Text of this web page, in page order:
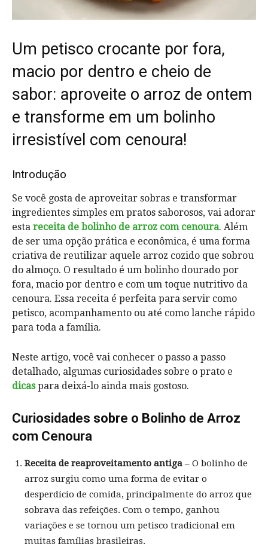
Um petisco crocante por fora,
macio por dentro e cheio de
sabor: aproveite o arroz de ontem
e transforme em um bolinho
irresistível com cenoura!
Introdução
Se você gosta de aproveitar sobras e transformar
ingredientes simples em pratos saborosos, vai adorar
esta receita de bolinho de arroz com cenoura. Além
de ser uma opção prática e econômica, é uma forma
criativa de reutilizar aquele arroz cozido que sobrou
do almoço. O resultado é um bolinho dourado por
fora, macio por dentro e com um toque nutritivo da
cenoura. Essa receita é perfeita para servir como
petisco, acompanhamento ou até como lanche rápido
para toda a família.
Neste artigo, você vai conhecer o passo a passo
detalhado, algumas curiosidades sobre o prato e
dicaspara deixá-lo ainda mais gostoso.
Curiosidades sobre o Bolinho de Arroz
com Cenoura
Receita de reaproveitamento antiga – O bolinho de
arroz surgiu como uma forma de evitar o
desperdício de comida, principalmente do arroz que
sobrava das refeições. Com o tempo, ganhou
variações e se tornou um petisco tradicional em
muitas famílias brasileiras.